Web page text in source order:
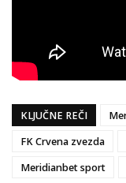
KLJUČNE REČI
FK Crvena zvezda
Meridianbet sport